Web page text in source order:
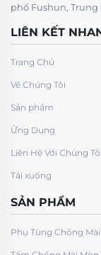
phố Fushun, Trung
LIÊN KẾT
Trang Chủ
Về Chúng Tôi
Sản phẩm
Ứng Dụng
Liên Hệ Với Chúng Tôi
Tải xuống
SẢN PHẨM
Phụ Tùng Chống